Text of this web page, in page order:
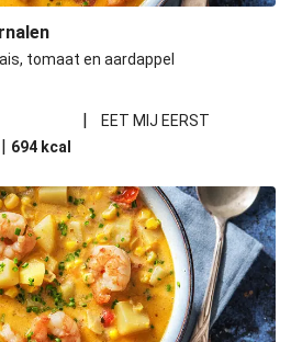
tomaat en aardappel
|
EET MIJ EERST
| 694 kcal